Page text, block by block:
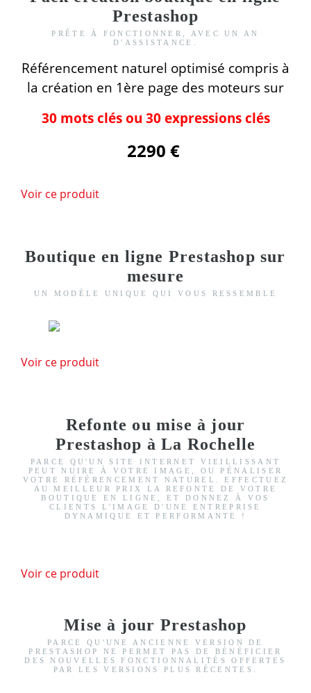
Prestashop
PRÊTE À FONCTIONNER, AVEC UN AN
D'ASSISTANCE.
Référencement naturel optimisé compris à
la création en 1ère page des moteurs sur
30 mots clés ou 30 expressions clés
2290 €
Voir ce produit
Boutique en ligne Prestashop sur
mesure
UN MODÈLE UNIQUE QUI VOUS RESSEMBLE
Voir ce produit
Refonte ou mise à jour
Prestashop à La Rochelle
PARCE QU'UN SITE INTERNET VIEILLISSANT
PEUT NUIRE À VOTRE IMAGE, OU PÉNALISER
VOTRE RÉFÉRENCEMENT NATUREL. EFFECTUEZ
AU MEILLEUR PRIX LA REFONTE DE VOTRE
BOUTIQUE EN LIGNE, ET DONNEZ À VOS
CLIENTS L'IMAGE D'UNE ENTREPRISE
DYNAMIQUE ET PERFORMANTE !
Voir ce produit
Mise à jour Prestashop
PARCE QU'UNE ANCIENNE VERSION DE
PRESTASHOP NE PERMET PAS DE BÉNÉFICIER
DES NOUVELLES FONCTIONNALITÉS OFFERTES
PAR LES VERSIONS PLUS RÉCENTES.